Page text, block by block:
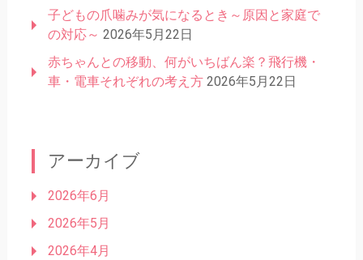
子どもの爪噛みが気になるとき～原因と家庭で
の対応～ 2026年5月22日
赤ちゃんとの移動、何がいちばん楽？飛行機・
車・電車それぞれの考え方 2026年5月22日
アーカイブ
2026年6月
2026年5月
2026年4月